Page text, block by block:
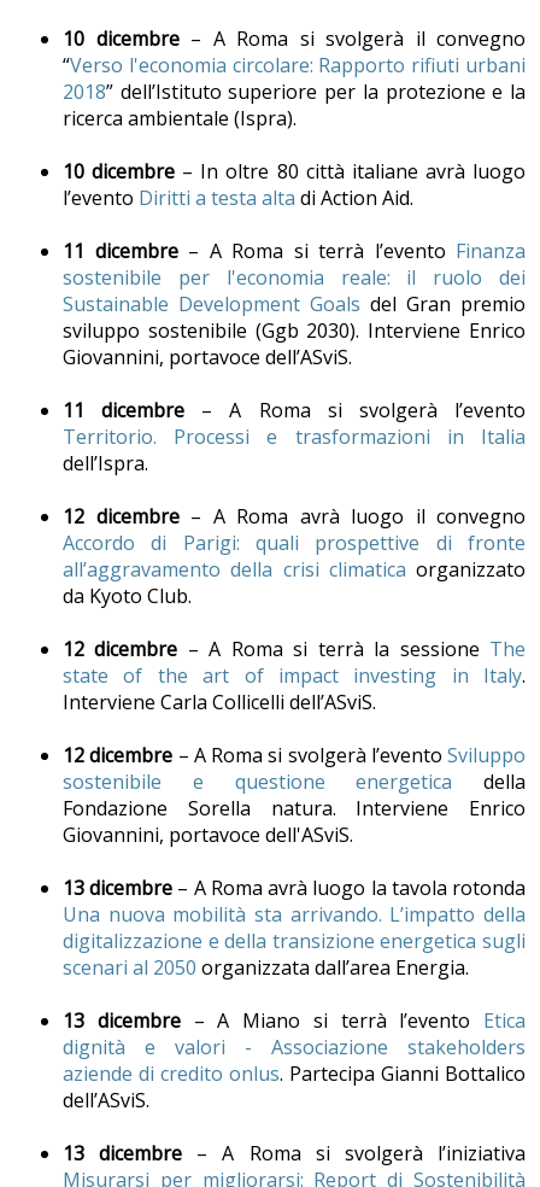
10 dicembre – A Roma si svolgerà il convegno
“Verso l'economia circolare: Rapporto rifiuti urbani
2018” dell’Istituto superiore per la protezione e la
ricerca ambientale (Ispra).
10 dicembre – In oltre 80 città italiane avrà luogo
l’evento Diritti a testa alta di Action Aid.
11 dicembre – A Roma si terrà l’evento Finanza
sostenibile per l'economia reale: il ruolo dei
Sustainable Development Goals del Gran premio
sviluppo sostenibile (Ggb 2030). Interviene Enrico
Giovannini, portavoce dell’ASviS.
11 dicembre – A Roma si svolgerà l’evento
Territorio. Processi e trasformazioni in Italia
dell’Ispra.
12 dicembre – A Roma avrà luogo il convegno
Accordo di Parigi: quali prospettive di fronte
all’aggravamento della crisi climatica organizzato
da Kyoto Club.
12 dicembre – A Roma si terrà la sessione The
state of the art of impact investing in Italy.
Interviene Carla Collicelli dell’ASviS.
12 dicembre – A Roma si svolgerà l’evento Sviluppo
sostenibile e questione energetica della
Fondazione Sorella natura. Interviene Enrico
Giovannini, portavoce dell'ASviS.
13 dicembre – A Roma avrà luogo la tavola rotonda
Una nuova mobilità sta arrivando. L’impatto della
digitalizzazione e della transizione energetica sugli
scenari al 2050 organizzata dall’area Energia.
13 dicembre – A Miano si terrà l’evento Etica
dignità e valori - Associazione stakeholders
aziende di credito onlus. Partecipa Gianni Bottalico
dell’ASviS.
13 dicembre – A Roma si svolgerà l’iniziativa
Misurarsi per migliorarsi: Report di Sostenibilità